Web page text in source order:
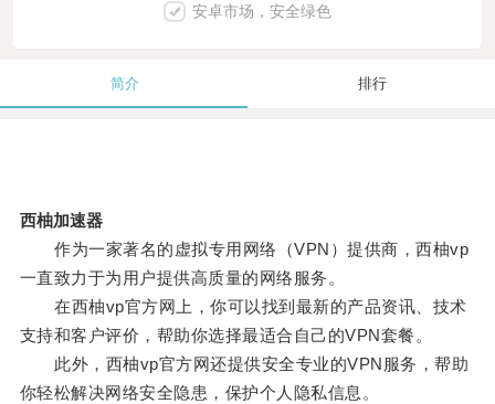
安卓市场，安全绿色
简介 排行
西柚加速器
作为一家著名的虚拟专用网络（VPN）提供商，西柚vp
一直致力于为用户提供高质量的网络服务。
在西柚vp官方网上，你可以找到最新的产品资讯、技术
支持和客户评价，帮助你选择最适合自己的VPN套餐。
此外，西柚vp官方网还提供安全专业的VPN服务，帮助
你轻松解决网络安全隐患，保护个人隐私信息。